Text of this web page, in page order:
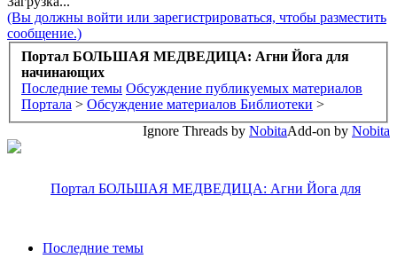
(Вы должны войти или зарегистрироваться, чтобы разместить
сообщение.)
Портал БОЛЬШАЯ МЕДВЕДИЦА: Агни Йога для
начинающих
Последние темы Обсуждение публикуемых материалов
Портала > Обсуждение материалов Библиотеки >
Add-on by Nobita
Ignore Threads by Nobita
Последние темы